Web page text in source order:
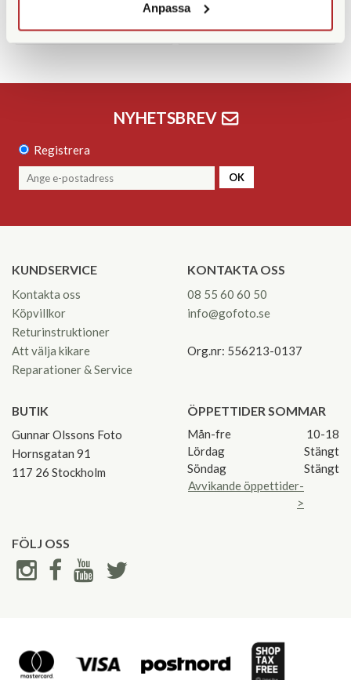
Anpassa
NYHETSBREV
Registrera
OK
KUNDSERVICE
Kontakta oss
Köpvillkor
Returinstruktioner
Att välja kikare
Reparationer & Service
KONTAKTA OSS
08 55 60 60 50
info@gofoto.se
Org.nr: 556213-0137
BUTIK
Gunnar Olssons Foto
Hornsgatan 91
117 26 Stockholm
ÖPPETTIDER SOMMAR
Mån-fre
10-18
Lördag
Stängt
Söndag
Stängt
Avvikande öppettider-
>
FÖLJ OSS